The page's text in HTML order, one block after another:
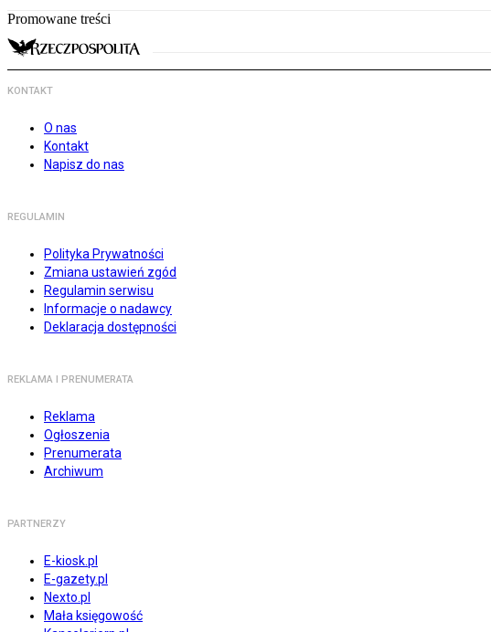
Promowane treści
KONTAKT
O nas
Kontakt
Napisz do nas
REGULAMIN
Polityka Prywatności
Zmiana ustawień zgód
Regulamin serwisu
Informacje o nadawcy
Deklaracja dostępności
REKLAMA I PRENUMERATA
Reklama
Ogłoszenia
Prenumerata
Archiwum
PARTNERZY
E-kiosk.pl
E-gazety.pl
Nexto.pl
Mała księgowość